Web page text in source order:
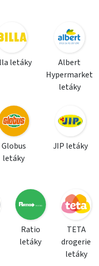
letáky
Albert
Hypermarket
letáky
Globus
letáky
JIP letáky
Ratio
letáky
TETA
drogerie
letáky